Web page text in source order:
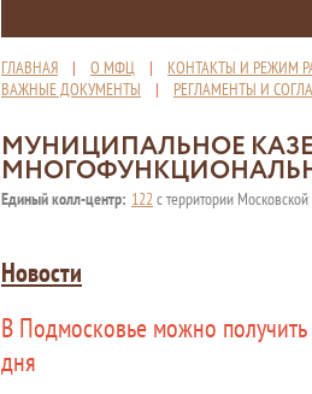
ГЛАВНАЯ | О МФЦ | КОНТАКТЫ И РЕЖИМ
ВАЖНЫЕ ДОКУМЕНТЫ | РЕГЛАМЕНТЫ И
МУНИЦИПАЛЬНОЕ
Единый колл-центр: 122с территории
Новости
В Подмосковье можно
дня